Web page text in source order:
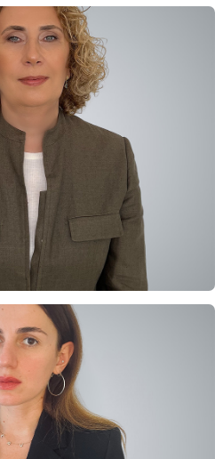
\
\ უძრავი
\ უძრავი ქონების
ქონების აგენტი